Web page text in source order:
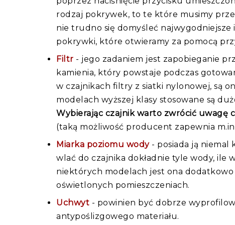
rodzaj pokrywek, to te które musimy
nie trudno się domyśleć
pokrywki, które otwieramy za pomocą
Filtr - jego zadaniem jest zapobieganie
kamienia, który powstaje podczas
w czajnikach filtry z siatki nylonowej, są
modelach wyższej klasy stosowane są
Wybierając czajnik warto zwrócić uwagę
(taką możliwość producent zapewnia
Miarka poziomu wody - posiada ją niemal
wlać do czajnika dokładnie tyle wody, ile
niektórych modelach jest ona dodatkowo
oświetlonych pomieszczeniach.
Uchwyt - powinien być dobrze
antypoślizgowego materiału.